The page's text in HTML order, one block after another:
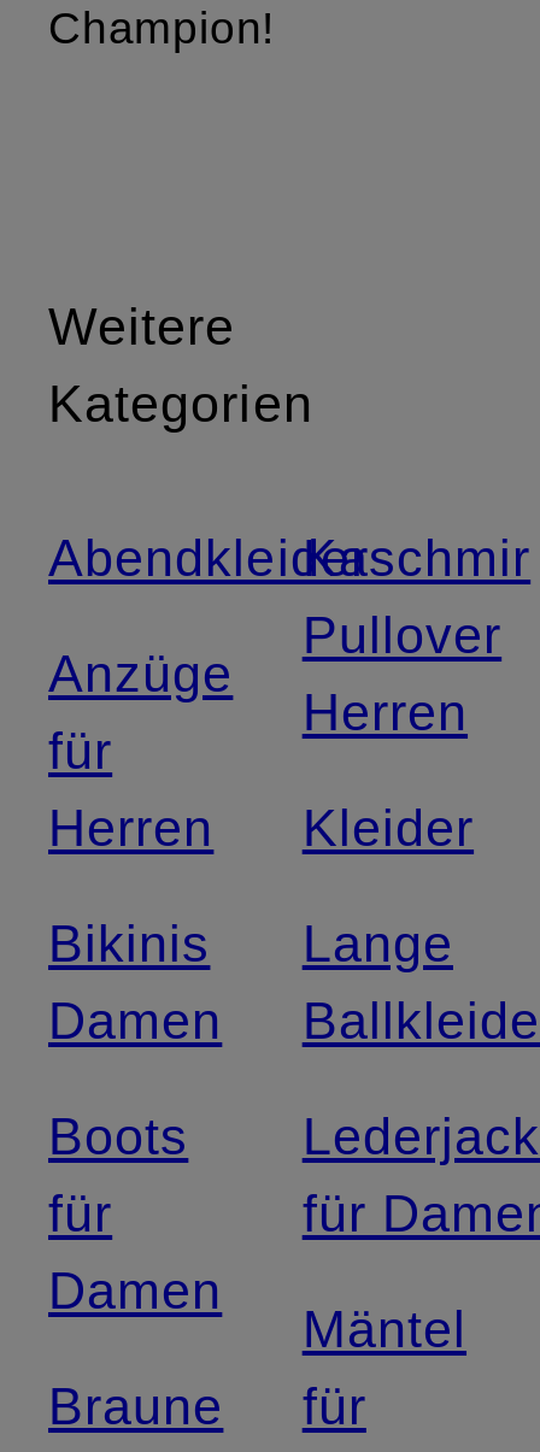
Champion!
Weitere
Kategorien
Abendkleider
Anzüge
für
Herren
Bikinis
Damen
Boots
für
Damen
Braune
Kaschmir
Pullover
Herren
Kleider
Lange
für
Mäntel
für